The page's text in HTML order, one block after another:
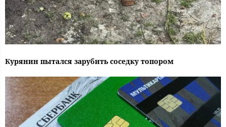
Курянин пытался зарубить соседку топором